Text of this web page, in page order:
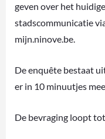
geven over het
stadscommunicatie
mijn.ninove.be.
De enquête bestaat
er in 10 minuutjes
De bevraging loopt